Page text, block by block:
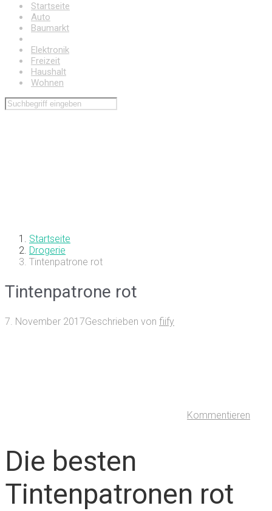
Startseite
Auto
Baumarkt
Elektronik
Freizeit
Haushalt
Wohnen
Startseite
Drogerie
Tintenpatrone rot
Tintenpatrone rot
7. November 2017Geschrieben von fiify
Kommentieren
Die besten
Tintenpatronen rot